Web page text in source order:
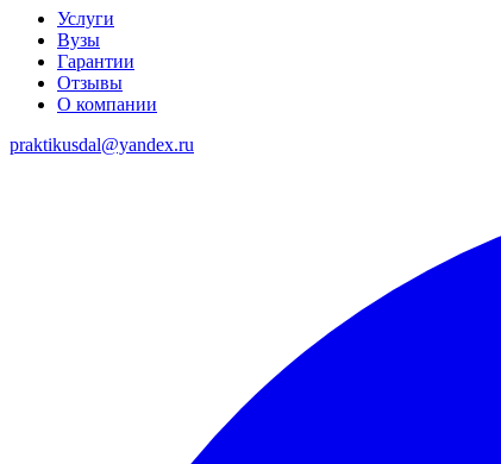
Услуги
Вузы
Гарантии
Отзывы
О компании
praktikusdal@yandex.ru